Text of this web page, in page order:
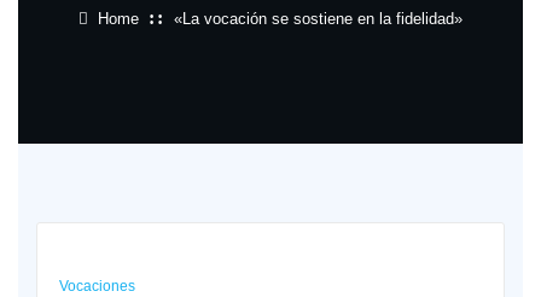
Home «La vocación se sostiene en la fidelidad»
Vocaciones